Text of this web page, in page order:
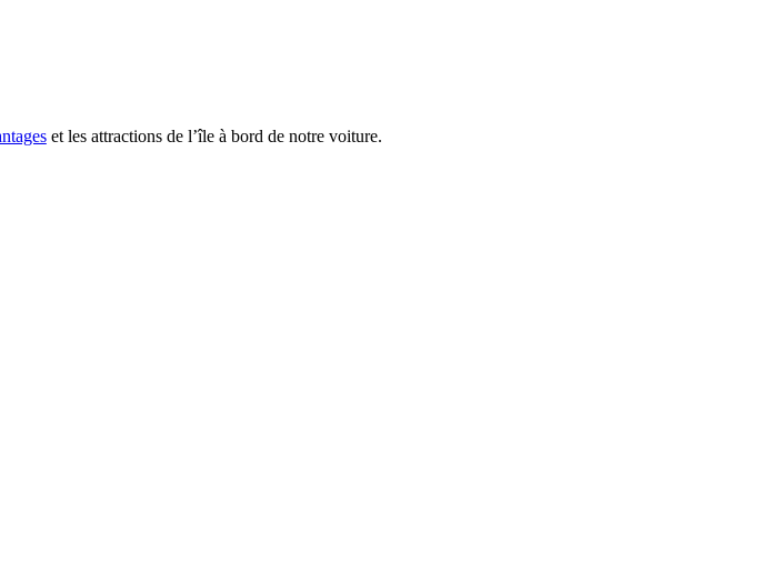
et les attractions de l’île à bord de notre voiture.